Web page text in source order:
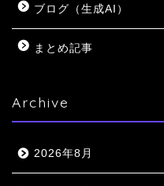
ブログ（生成AI）
まとめ記事
Archive
2026年8月